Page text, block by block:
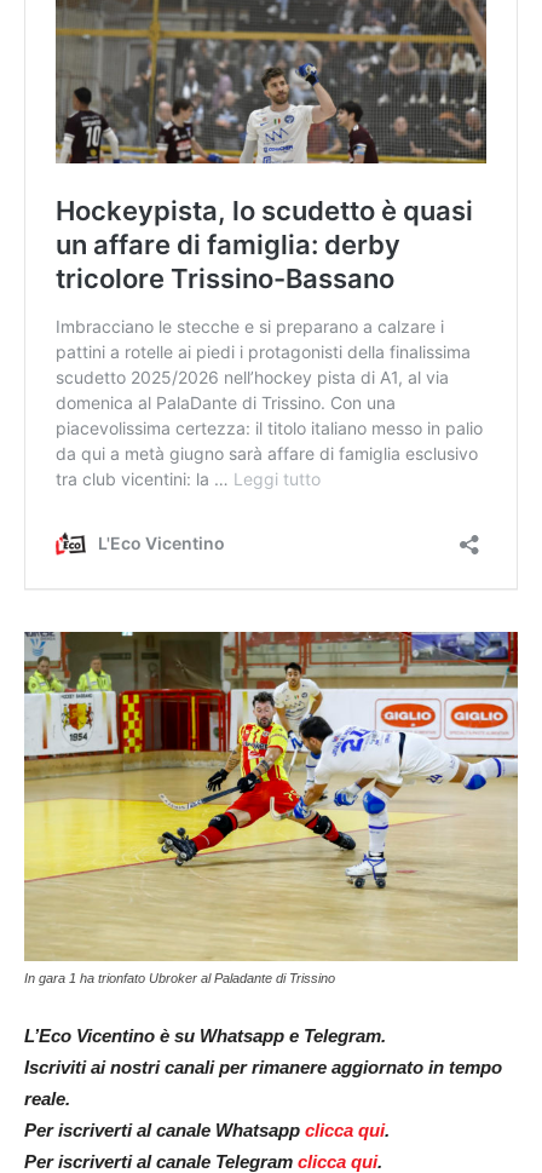
In gara 1 ha trionfato Ubroker al Paladante di Trissino
L’Eco Vicentino è su Whatsapp e Telegram.
Iscriviti ai nostri canali per rimanere aggiornato in tempo
reale.
Per iscriverti al canale Whatsapp clicca qui.
Per iscriverti al canale Telegram clicca qui.